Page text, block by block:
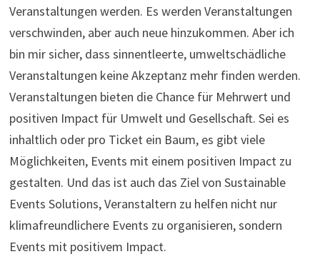
Veranstaltungen werden. Es werden Veranstaltungen
verschwinden, aber auch neue hinzukommen. Aber ich
bin mir sicher, dass sinnentleerte, umweltschädliche
Veranstaltungen keine Akzeptanz mehr finden werden.
Veranstaltungen bieten die Chance für Mehrwert und
positiven Impact für Umwelt und Gesellschaft. Sei es
inhaltlich oder pro Ticket ein Baum, es gibt viele
Möglichkeiten, Events mit einem positiven Impact zu
gestalten. Und das ist auch das Ziel von Sustainable
Events Solutions, Veranstaltern zu helfen nicht nur
klimafreundlichere Events zu organisieren, sondern
Events mit positivem Impact.